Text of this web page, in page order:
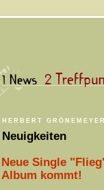
HERBERT
Neuigkeiten
Neue Single
Album kommt!